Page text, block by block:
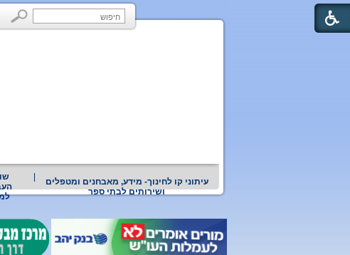
עיתוני קו לחינוך- מידע, מאבחנים ומטפלים
ושירותים לבתי ספר